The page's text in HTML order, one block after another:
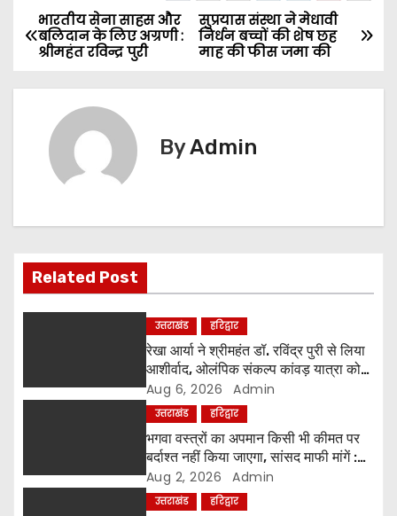
P
i
t
o
सुप्रयास संस्था ने मेधावी
निर्धन बच्चों की शेष छह
माह की फीस जमा की
भारतीय सेना साहस और
बलिदान के लिए अग्रणी :
श्रीमहंत रविन्द्र पुरी
ByAdmin
Related Post
उत्तराखंड हरिद्वार
रेखा आर्या ने श्रीमहंत डॉ. रविंद्र पुरी से लिया
आशीर्वाद, ओलंपिक संकल्प कांवड़ यात्रा को
मिला संतों का समर्थन
Aug 6, 2026 Admin
उत्तराखंड हरिद्वार
भगवा वस्त्रों का अपमान किसी भी कीमत पर
बर्दाश्त नहीं किया जाएगा, सांसद माफी मांगें :
श्रीमहंत डॉ. रविंद्र पुरी महाराज
Aug 2, 2026 Admin
उत्तराखंड हरिद्वार